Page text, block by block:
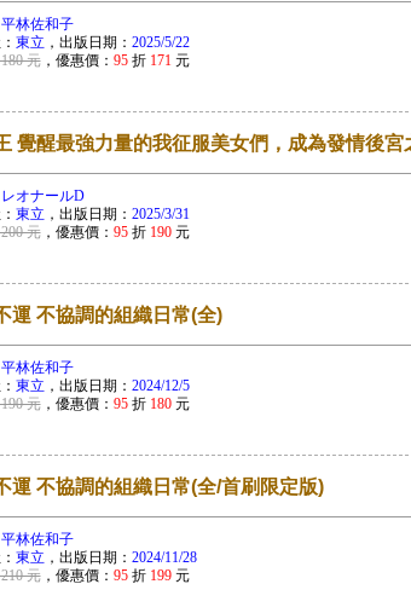
平林佐和子
東立 ，出版日期： 2025/5/22
元，優惠價： 95折 171元
覺醒最強力量的我征服美女們，成為發情後宮
レオナールD
東立 ，出版日期： 2025/3/31
元，優惠價： 95折 190元
運 不協調的組織日常(全)
平林佐和子
東立 ，出版日期： 2024/12/5
元，優惠價： 95折 180元
運 不協調的組織日常(全/首刷限定版)
平林佐和子
東立 ，出版日期： 2024/11/28
元，優惠價： 95折 199元